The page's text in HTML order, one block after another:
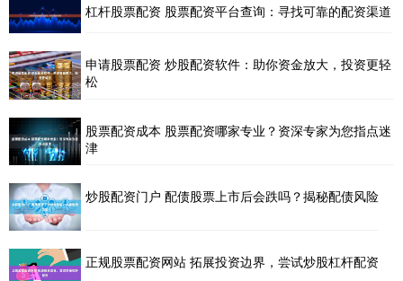
杠杆股票配资 股票配资平台查询：寻找可靠的配资渠道
申请股票配资 炒股配资软件：助你资金放大，投资更轻
松
股票配资成本 股票配资哪家专业？资深专家为您指点迷
津
炒股配资门户 配债股票上市后会跌吗？揭秘配债风险
正规股票配资网站 拓展投资边界，尝试炒股杠杆配资